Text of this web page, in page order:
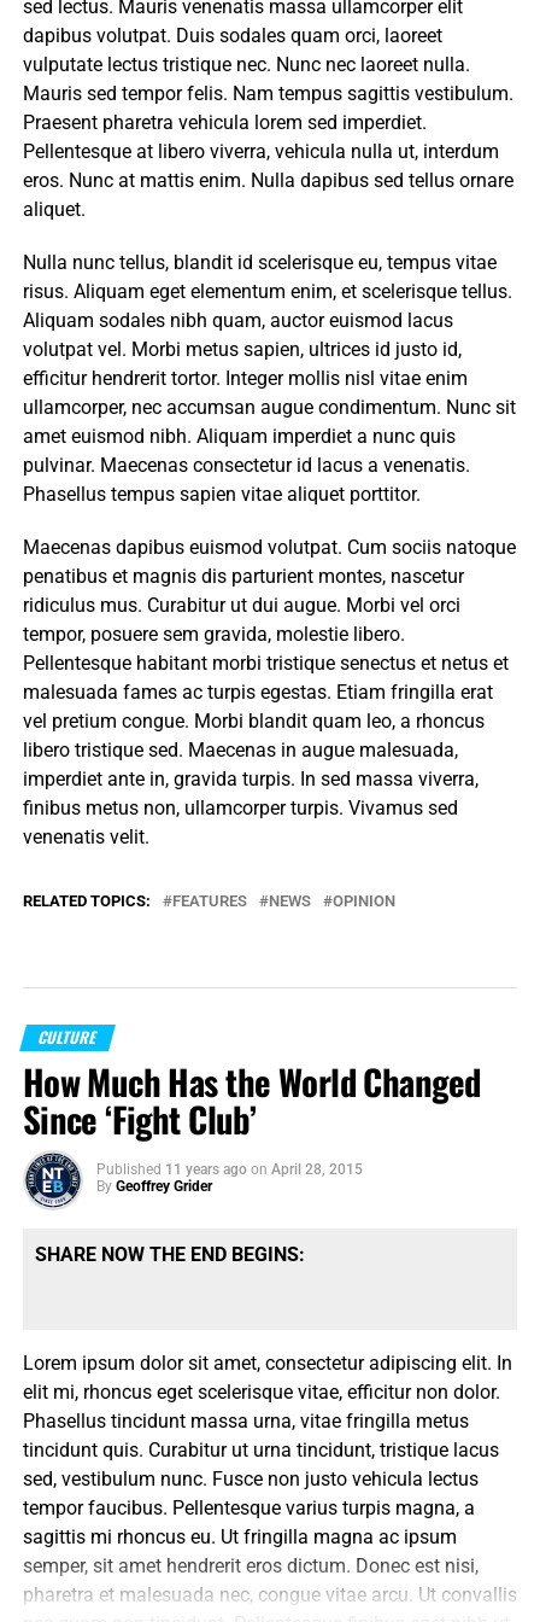
sed lectus. Mauris venenatis massa ullamcorper elit
dapibus volutpat. Duis sodales quam orci, laoreet
vulputate lectus tristique nec. Nunc nec laoreet nulla.
Mauris sed tempor felis. Nam tempus sagittis vestibulum.
Praesent pharetra vehicula lorem sed imperdiet.
Pellentesque at libero viverra, vehicula nulla ut, interdum
eros. Nunc at mattis enim. Nulla dapibus sed tellus ornare
aliquet.
Nulla nunc tellus, blandit id scelerisque eu, tempus vitae
risus. Aliquam eget elementum enim, et scelerisque tellus.
Aliquam sodales nibh quam, auctor euismod lacus
volutpat vel. Morbi metus sapien, ultrices id justo id,
efficitur hendrerit tortor. Integer mollis nisl vitae enim
ullamcorper, nec accumsan augue condimentum. Nunc sit
amet euismod nibh. Aliquam imperdiet a nunc quis
pulvinar. Maecenas consectetur id lacus a venenatis.
Phasellus tempus sapien vitae aliquet porttitor.
Maecenas dapibus euismod volutpat. Cum sociis natoque
penatibus et magnis dis parturient montes, nascetur
ridiculus mus. Curabitur ut dui augue. Morbi vel orci
tempor, posuere sem gravida, molestie libero.
Pellentesque habitant morbi tristique senectus et netus et
malesuada fames ac turpis egestas. Etiam fringilla erat
vel pretium congue. Morbi blandit quam leo, a rhoncus
libero tristique sed. Maecenas in augue malesuada,
imperdiet ante in, gravida turpis. In sed massa viverra,
finibus metus non, ullamcorper turpis. Vivamus sed
venenatis velit.
RELATED TOPICS: FEATURES NEWS OPINION
CULTURE
How Much Has the World Changed
Since ‘Fight Club’
Published 11 years ago on April 28, 2015
By Geoffrey Grider
SHARE NOW THE END BEGINS:
Lorem ipsum dolor sit amet, consectetur adipiscing elit. In
elit mi, rhoncus eget scelerisque vitae, efficitur non dolor.
Phasellus tincidunt massa urna, vitae fringilla metus
tincidunt quis. Curabitur ut urna tincidunt, tristique lacus
sed, vestibulum nunc. Fusce non justo vehicula lectus
tempor faucibus. Pellentesque varius turpis magna, a
sagittis mi rhoncus eu. Ut fringilla magna ac ipsum
semper, sit amet hendrerit eros dictum. Donec est nisi,
pharetra et malesuada nec, congue vitae arcu. Ut convallis